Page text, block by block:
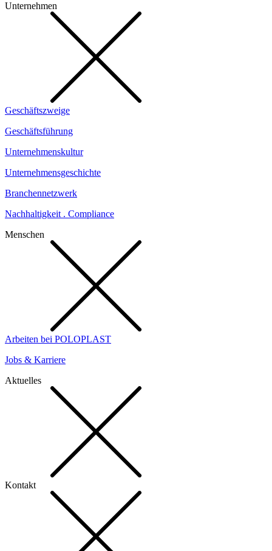
Unternehmen
Geschäftszweige
Geschäftsführung
Unternehmenskultur
Unternehmensgeschichte
Branchennetzwerk
Nachhaltigkeit . Compliance
Menschen
Arbeiten bei POLOPLAST
Jobs & Karriere
Aktuelles
Kontakt